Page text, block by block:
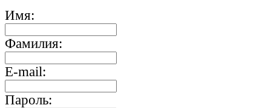
Имя:
Фамилия:
E-mail:
Пароль: